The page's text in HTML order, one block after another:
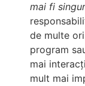
mai fi
de multe
program
mai
mult mai